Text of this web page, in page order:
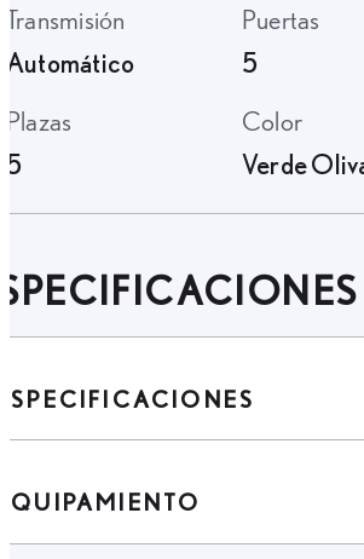
Transmisión
Automático
Puertas
5
Plazas
5
Color
Verde